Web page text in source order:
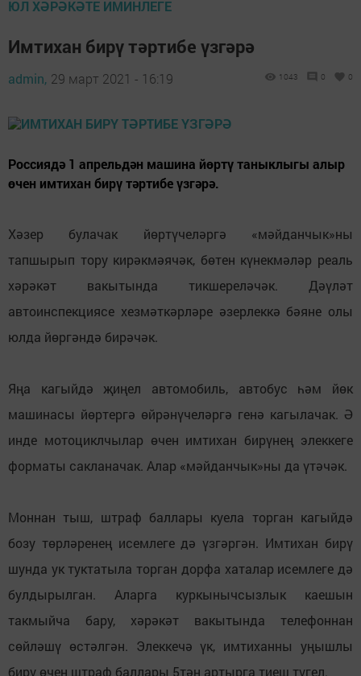
ЮЛ ХӘРӘКӘТЕ ИМИНЛЕГЕ
Имтихан бирү тәртибе үзгәрә
admin, 29 март 2021 - 16:19 1043 0 0
Россиядә 1 апрельдән машина йөртү таныклыгы алыр
өчен имтихан бирү тәртибе үзгәрә.
Хәзер булачак йөртүчеләргә «мәйданчык»ны
тапшырып тору кирәкмәячәк, бөтен күнекмәләр реаль
хәрәкәт вакытында тикшереләчәк. Дәүләт
автоинспекциясе хезмәткәрләре әзерлеккә бәяне олы
юлда йөргәндә бирәчәк.
Яңа кагыйдә җиңел автомобиль, автобус һәм йөк
машинасы йөртергә өйрәнүчеләргә генә кагылачак. Ә
инде мотоциклчылар өчен имтихан бирүнең элеккеге
форматы сакланачак. Алар «мәйданчык»ны да үтәчәк.
Моннан тыш, штраф баллары куела торган кагыйдә
бозу төрләренең исемлеге дә үзгәргән. Имтихан бирү
шунда ук туктатыла торган дорфа хаталар исемлеге дә
булдырылган. Аларга куркынычсызлык каешын
такмыйча бару, хәрәкәт вакытында телефоннан
сөйләшү өстәлгән. Элеккечә үк, имтиханны уңышлы
бирү өчен штраф баллары 5тән артырга тиеш түгел.